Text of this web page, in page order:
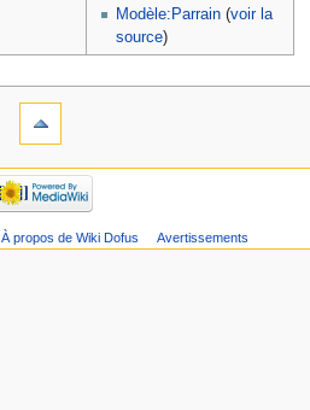
Modèle:Parrain(voir la
source)
À propos de Wiki Dofus Avertissements